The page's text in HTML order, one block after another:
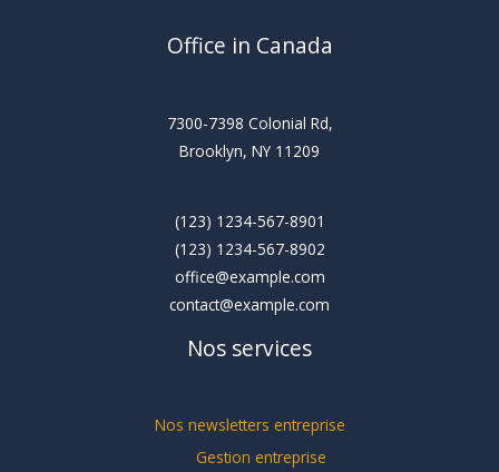
Office in Canada
7300-7398 Colonial Rd,
Brooklyn, NY 11209
(123) 1234-567-8901
(123) 1234-567-8902
office@example.com
contact@example.com
Nos services
Nos newsletters entreprise
Gestion entreprise